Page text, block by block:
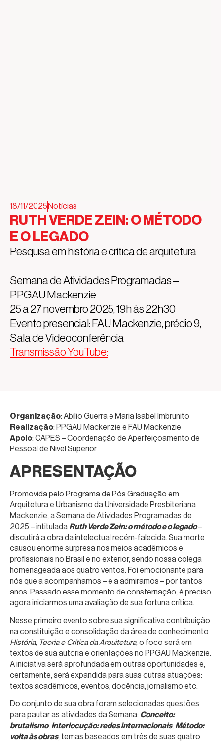
18/11/2025Notícias
RUTH VERDE ZEIN: O MÉTODO
E O LEGADO
Pesquisa em história e crítica de arquitetura
Semana de Atividades Programadas –
PPGAU Mackenzie
25 a 27 novembro 2025, 19h às 22h30
Evento presencial: FAU Mackenzie, prédio 9,
Sala de Videoconferência
Transmissão YouTube:
Organização: Abilio Guerra e Maria Isabel Imbrunito
Realização: PPGAU Mackenzie e FAU Mackenzie
Apoio: CAPES – Coordenação de Aperfeiçoamento de
Pessoal de Nível Superior
APRESENTAÇÃO
Promovida pelo Programa de Pós Graduação em
Arquitetura e Urbanismo da Universidade Presbiteriana
Mackenzie, a Semana de Atividades Programadas de
2025 – intitulada Ruth Verde Zein: o método e o legado–
discutirá a obra da intelectual recém-falecida. Sua morte
causou enorme surpresa nos meios acadêmicos e
profissionais no Brasil e no exterior, sendo nossa colega
homenageada aos quatro ventos. Foi emocionante para
nós que a acompanhamos – e a admiramos – por tantos
anos. Passado esse momento de consternação, é preciso
agora iniciarmos uma avaliação de sua fortuna crítica.
Nesse primeiro evento sobre sua significativa contribuição
na constituição e consolidação da área de conhecimento
História, Teoria e Crítica da Arquitetura, o foco será em
textos de sua autoria e orientações no PPGAU Mackenzie.
A iniciativa será aprofundada em outras oportunidades e,
certamente, será expandida para suas outras atuações:
textos acadêmicos, eventos, docência, jornalismo etc.
Do conjunto de sua obra foram selecionadas questões
para pautar as atividades da Semana: Conceito:
brutalismo; Interlocução: redes internacionais; Método:
volta às obras, temas baseados em três de suas quatro